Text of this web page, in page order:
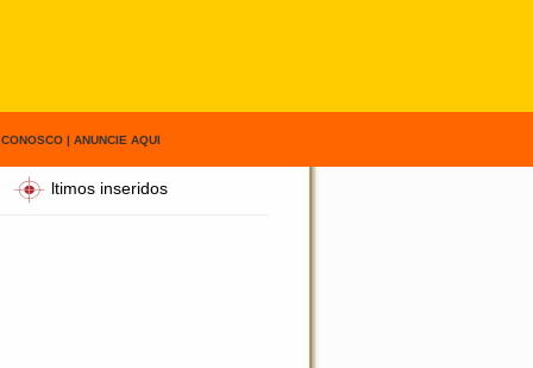
| ANUNCIE AQUI
ltimos inseridos